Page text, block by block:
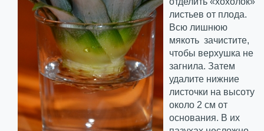
листьев от плода.
Всю лишнюю
мякоть зачистите,
чтобы верхушка не
загнила. Затем
удалите нижние
листочки на высоту
около 2 см от
основания. В их